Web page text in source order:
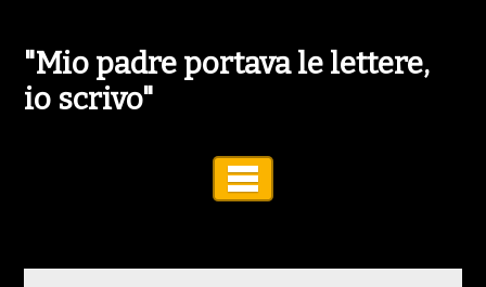
"Mio padre portava le lettere,
io scrivo"